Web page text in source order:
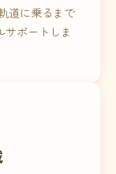
道に乗るまで
ポートしま